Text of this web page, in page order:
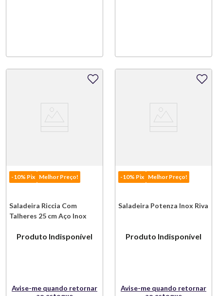
-10% Pix Melhor Preço!
Saladeira Riccia Com
Talheres 25 cm Aço Inox
Produto Indisponível
Avise-me quando retornar
-10% Pix Melhor Preço!
Saladeira Potenza Inox Riva
Produto Indisponível
Avise-me quando retornar